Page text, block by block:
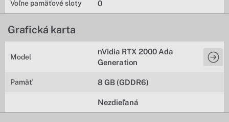
Voľne pamäťové sloty 0
Grafická karta
Model
nVidia RTX 2000 Ada
Generation
Pamäť 8 GB (GDDR6)
Nezdieľaná